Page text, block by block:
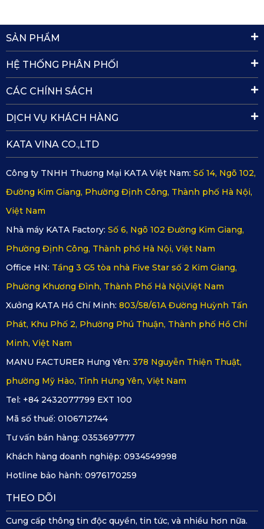
năm. Bạn sẽ không mất thời gian, tiền bạc để thay đổi
thảm lót sàn cho chiếc xe của mình quá nhiều lần.
KATA là nhà sản xuất và phân phối nội thất phụ kiện ô tô
cả nước, đảm bảo sản phẩm chất lượng tuyệt đối đến tay
Thảm lót cốp và ốp lưng cho xe ô tô Hyundai Santafe
Cách lắp đặt thảm lót sàn ô tô
Hyundai Santafe KATA
Lắp đặt thảm lót sàn ô tô Hyundai Santafe của KATA là một
quy trình vô cùng đơn giản và nhanh chóng. Người sử
dụng có thể thực hiện việc lắp đặt thảm một cách dễ dàng
và chính xác qua những bước dưới đây.
cũ
Nếu bạn đang sử dụng thảm lót sàn cũ, bước đầu tiên là
SẢN PHẨM
HỆ THỐNG PHÂN PHỐI
CÁC CHÍNH SÁCH
DỊCH VỤ KHÁCH HÀNG
KATA VINA CO.,LTD
Công ty TNHH Thương Mại KATA Việt Nam: Số 14, Ngõ 102,
Đường Kim Giang, Phường Định Công, Thành phố Hà Nội,
Việt Nam
Nhà máy KATA Factory: Số 6, Ngõ 102 Đường Kim Giang,
Phường Định Công, Thành phố Hà Nội, Việt Nam
Office HN: Tầng 3 G5 tòa nhà Five Star số 2 Kim Giang,
Phường Khương Đình, Thành Phố Hà Nội,Việt Nam
Xưởng KATA Hồ Chí Minh: 803/58/61A Đường Huỳnh Tấn
Phát, Khu Phố 2, Phường Phú Thuận, Thành phố Hồ Chí
Minh, Việt Nam
MANU FACTURER Hưng Yên: 378 Nguyễn Thiện Thuật,
phường Mỹ Hào, Tỉnh Hưng Yên, Việt Nam
Tel: +84 2432077799 EXT 100
Mã số thuế: 0106712744
Tư vấn bán hàng: 0353697777
Khách hàng doanh nghiệp: 0934549998
Hotline bảo hành: 0976170259
THEO DÕI
Cung cấp thông tin độc quyền, tin tức, và nhiều hơn nữa.